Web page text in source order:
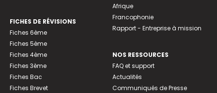
FICHES DE RÉVISIONS
Fiches 6ème
Fiches 5ème
Fiches 4ème
Fiches 3ème
Fiches Bac
Fiches Brevet
Afrique
Francophonie
Rapport - Entreprise à mission
NOS RESSOURCES
FAQ et support
Actualités
Communiqués de Presse